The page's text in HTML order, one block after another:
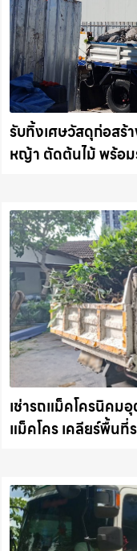
รับทิ้งเศษวัสดุก่อสร้
หญ้า ตัดต้นไม้ พร้อม
เช่ารถแม็คโครนิคม
แม็คโคร เคลียร์พื้น